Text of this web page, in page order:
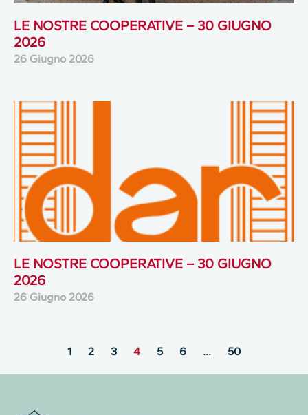
LE NOSTRE COOPERATIVE – 30 GIUGNO
2026
26 Giugno 2026
LE NOSTRE COOPERATIVE – 30 GIUGNO
2026
26 Giugno 2026
1 2 3 4 5 6 … 50